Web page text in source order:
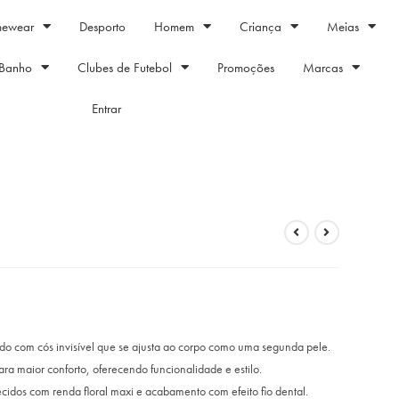
Desporto Homem Criança Meias
Clubes de Futebol Promoções Marcas
Entrar
com cós invisível que se ajusta ao corpo como uma segunda pele.
maior conforto, oferecendo funcionalidade e estilo.
com renda floral maxi e acabamento com efeito fio dental.